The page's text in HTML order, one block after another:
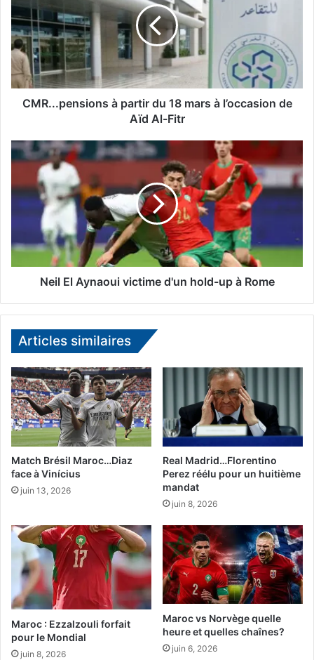
.
.
p
e
n
n
s
p
i
r
a
r
s
à
l
’
o
c
c
a
o
d
ï
d
A
l
CMR...pensions à partir du 18 mars à l’occasion de
Aïd Al-Fitr
N
e
l
y
n
i
c
t
i
m
e
d
'
u
n
l
-
à
R
o
m
Neil El Aynaoui victime d'un hold-up à Rome
Articles similaires
Match Brésil Maroc…Diaz
face à Vinícius
juin 13, 2026
Real Madrid…Florentino
Perez réélu pour un huitième
mandat
juin 8, 2026
Maroc : Ezzalzouli forfait
pour le Mondial
juin 8, 2026
Maroc vs Norvège quelle
heure et quelles chaînes?
juin 6, 2026